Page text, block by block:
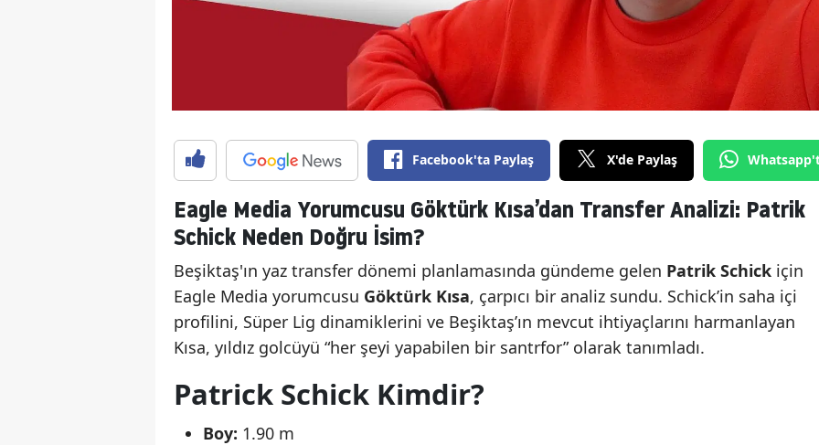
Facebook'ta Paylaş X'de Paylaş
Eagle Media Yorumcusu Göktürk Kısa’dan Transfer Analizi: Patrik
Schick Neden Doğru İsim?
Beşiktaş'ın yaz transfer dönemi planlamasında gündeme gelen Patrik Schick için
Eagle Media yorumcusu Göktürk Kısa, çarpıcı bir analiz sundu. Schick’in saha içi
profilini, Süper Lig dinamiklerini ve Beşiktaş’ın mevcut ihtiyaçlarını harmanlayan
Kısa, yıldız golcüyü “her şeyi yapabilen bir santrfor” olarak tanımladı.
Patrick Schick Kimdir?
Boy: 1.90 m